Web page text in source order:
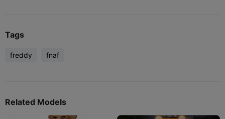
Tags
freddy fnaf
Related Models